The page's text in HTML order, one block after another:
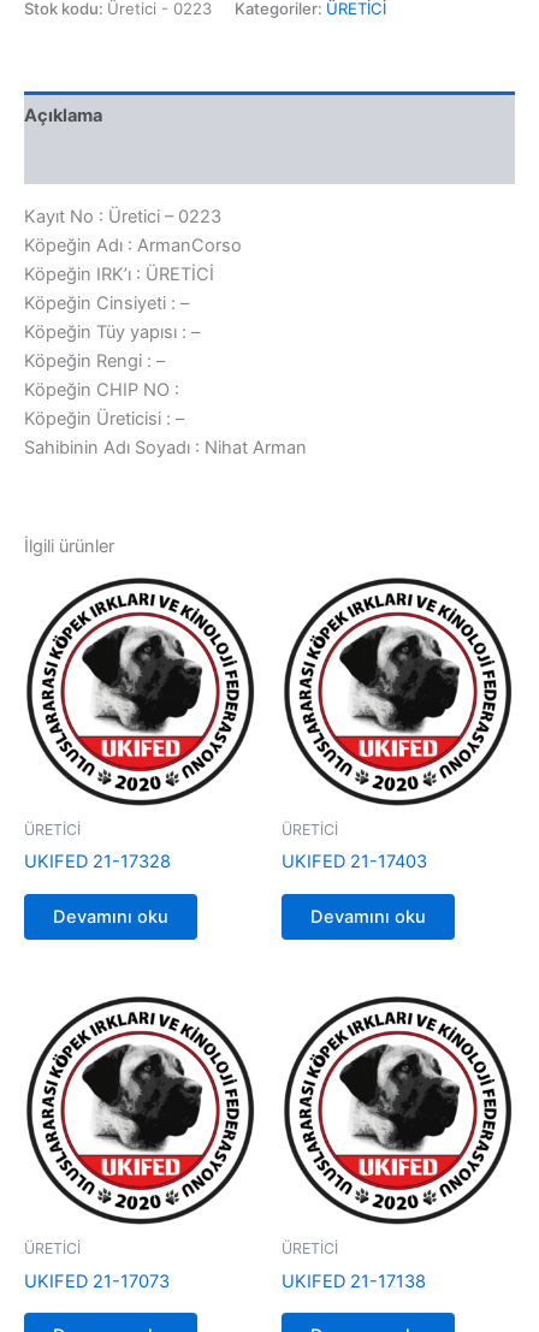
Stok kodu: Üretici - 0223 Kategoriler: ÜRETİCİ
Açıklama
Kayıt No : Üretici – 0223
Köpeğin Adı : ArmanCorso
Köpeğin IRK’ı : ÜRETİCİ
Köpeğin Cinsiyeti : –
Köpeğin Tüy yapısı : –
Köpeğin Rengi : –
Köpeğin CHIP NO :
Köpeğin Üreticisi : –
Sahibinin Adı Soyadı : Nihat Arman
İlgili ürünler
ÜRETİCİ
UKIFED 21-17328
Devamını oku
ÜRETİCİ
UKIFED 21-17403
Devamını oku
ÜRETİCİ
UKIFED 21-17073
ÜRETİCİ
UKIFED 21-17138